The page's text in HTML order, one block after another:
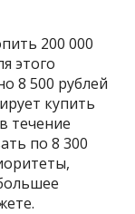
200 000
этого
8 500 рублей
купить
течение
по 8 300